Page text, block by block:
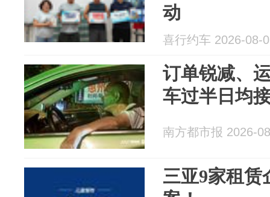
动
喜行约车 2026-08-
订单锐减、
车过半日均
南方都市报 2026-
三亚9家租赁